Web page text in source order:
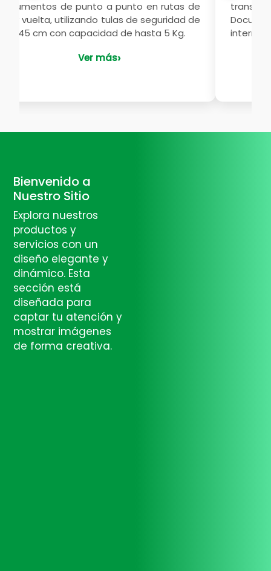
de punto a punto en rutas de
y vuelta, utilizando tulas de seguridad de
x 45 cm con capacidad de hasta 5 Kg.
Ver más
Bienvenido a
Nuestro Sitio
Explora nuestros
productos y
servicios con un
diseño elegante y
dinámico. Esta
sección está
diseñada para
captar tu atención y
mostrar imágenes
de forma creativa.